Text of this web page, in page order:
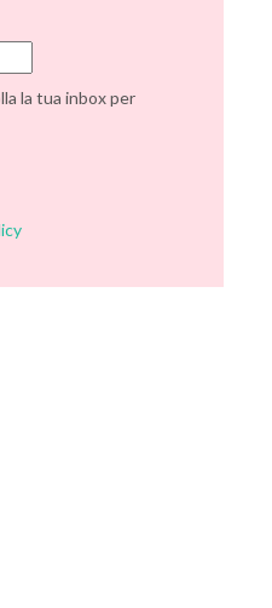
la tua inbox per